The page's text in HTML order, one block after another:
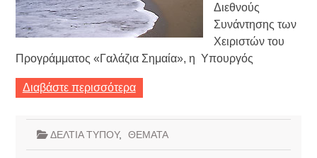
ΔικαιοσύνηΔιεθνούς
Συνάντησης των
Χειριστών του
Προγράμματος «Γαλάζια Σημαία», η Υπουργός
Διαβάστε περισσότερα
ΔΕΛΤΙΑ ΤΥΠΟΥ, ΘΕΜΑΤΑ